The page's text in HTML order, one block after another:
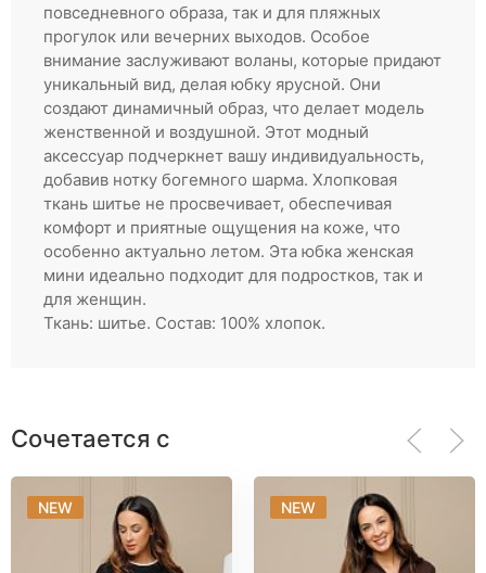
повседневного образа, так и для пляжных
прогулок или вечерних выходов. Особое
внимание заслуживают воланы, которые придают
уникальный вид, делая юбку ярусной. Они
создают динамичный образ, что делает модель
женственной и воздушной. Этот модный
аксессуар подчеркнет вашу индивидуальность,
добавив нотку богемного шарма. Хлопковая
ткань шитье не просвечивает, обеспечивая
комфорт и приятные ощущения на коже, что
особенно актуально летом. Эта юбка женская
мини идеально подходит для подростков, так и
для женщин.
Ткань: шитье. Состав: 100% хлопок.
Сочетается с
NEW NEW